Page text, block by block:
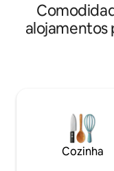
famílias. Sala de
com vista para a
fica a 7 minutos a
encontram-se
disponível mediante
alojamentos
Cozinha